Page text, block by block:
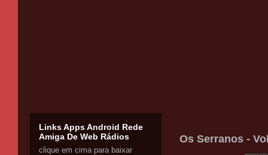
Os Serranos -
Links Apps Android Rede
Amiga De Web Rádios
clique em cima para baixar